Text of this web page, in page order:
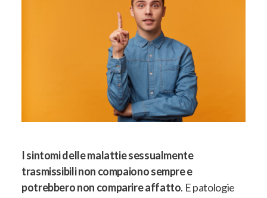
I sintomi delle malattie sessualmente
trasmissibili non compaiono sempre e
potrebbero non comparire affatto. E patologie